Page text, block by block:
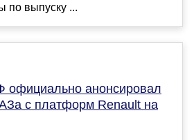
по выпуску ...
официально анонсировал
с платформ Renault на